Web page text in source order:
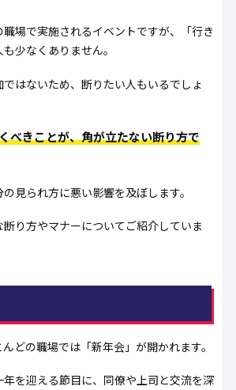
場で実施されるイベントですが、「行き
少なくありません。
はないため、断りたい人もいるでしょ
べきことが、角が立たない断り方で
見られ方に悪い影響を及ぼします。
り方やマナーについてご紹介していま
どの職場では「新年会」が開かれます。
を迎える節目に、同僚や上司と交流を深